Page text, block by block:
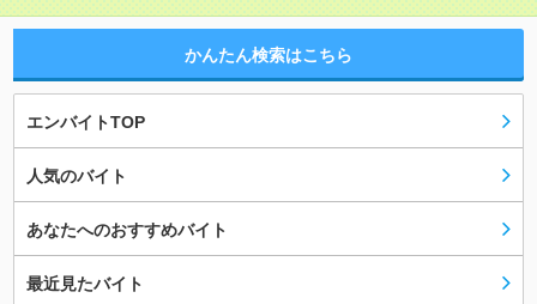
かんたん検索はこちら
エンバイトTOP
人気のバイト
あなたへのおすすめバイト
最近見たバイト